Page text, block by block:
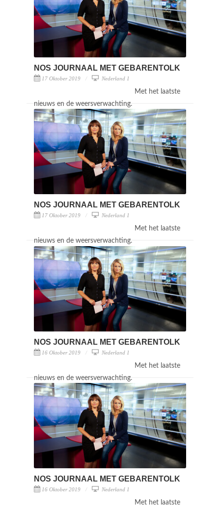
NOS JOURNAAL MET GEBARENTOLK
17 Oktober 2019 Nederland 1
Met het laatste
nieuws en de weersverwachting.
NOS JOURNAAL MET GEBARENTOLK
17 Oktober 2019 Nederland 1
Met het laatste
nieuws en de weersverwachting.
NOS JOURNAAL MET GEBARENTOLK
16 Oktober 2019 Nederland 1
Met het laatste
nieuws en de weersverwachting.
NOS JOURNAAL MET GEBARENTOLK
16 Oktober 2019 Nederland 1
Met het laatste